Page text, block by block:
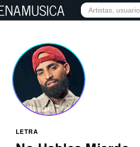
INICIO ARTISTAS
LETRA